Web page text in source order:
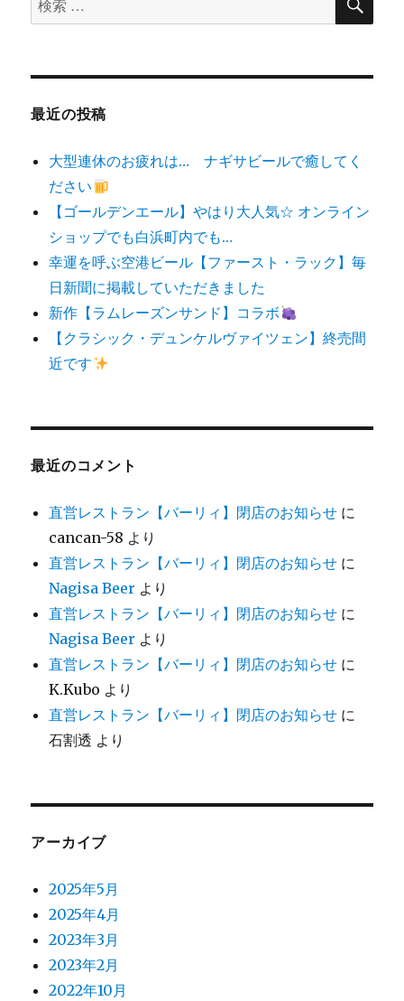
索
象:
最近の投稿
大型連休のお疲れは… ナギサビールで癒してく
ださい
【ゴールデンエール】やはり大人気☆ オンライン
ショップでも白浜町内でも…
幸運を呼ぶ空港ビール【ファースト・ラック】毎
日新聞に掲載していただきました
新作【ラムレーズンサンド】コラボ
【クラシック・デュンケルヴァイツェン】終売間
近です
最近のコメント
直営レストラン【バーリィ】閉店のお知らせ に
cancan-58 より
直営レストラン【バーリィ】閉店のお知らせ に
Nagisa Beer より
直営レストラン【バーリィ】閉店のお知らせ に
Nagisa Beer より
直営レストラン【バーリィ】閉店のお知らせ に
K.Kubo より
直営レストラン【バーリィ】閉店のお知らせ に
石割透 より
アーカイブ
2025年5月
2025年4月
2023年3月
2023年2月
2022年10月